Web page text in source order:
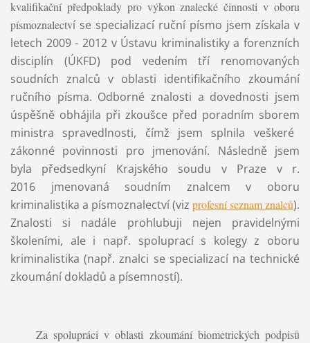
kvalifikační předpoklady pro výkon znalecké činnosti v oboru
písmoznalectví se specializací ruční písmo jsem získala v
letech 2009 - 2012 v Ústavu kriminalistiky a forenzních
disciplín (ÚKFD) pod vedením tří renomovaných
soudních znalců v oblasti identifikačního zkoumání
ručního písma. Odborné znalosti a dovednosti jsem
úspěšně obhájila při zkoušce před poradním sborem
ministra spravedlnosti, čímž jsem splnila veškeré
zákonné povinnosti pro jmenování. Následně jsem
byla předsedkyní Krajského soudu v Praze v r.
2016 jmenovaná soudním znalcem v oboru
kriminalistika a písmoznalectví (vizprofesní seznam znalců).
Znalosti si nadále prohlubuji nejen pravidelnými
školeními, ale i např. spoluprací s kolegy z oboru
kriminalistika (např. znalci se specializací na technické
zkoumání dokladů a písemností).
Za spolupráci v oblasti zkoumání biometrických podpisů